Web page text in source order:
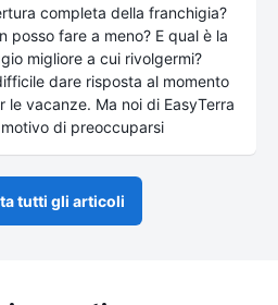
completa della franchigia?
posso fare a meno? E qual è la
migliore a cui rivolgermi?
dare risposta al momento
le vacanze. Ma noi di EasyTerra
di preoccuparsi
tutti gli articoli